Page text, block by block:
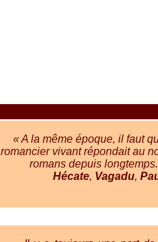
« A la même époque, il faut
romancier vivant répondait au
romans depuis
Hécate, Vagadu,